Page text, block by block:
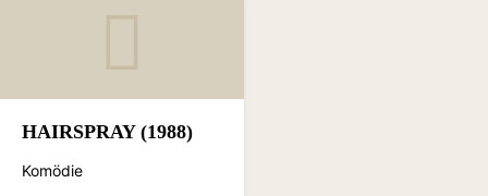
HAIRSPRAY (1988)
Komödie